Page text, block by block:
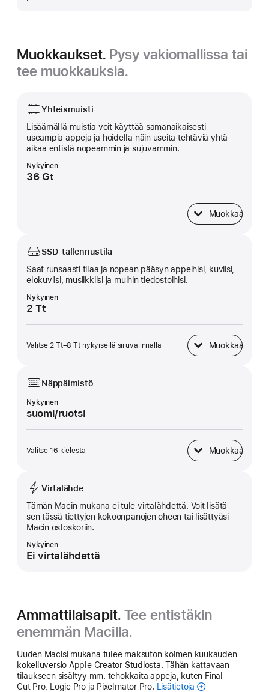
Muokkaukset. Pysy vakiomallissa tai
tee muokkauksia.
Yhteismuisti
Lisäämällä muistia voit käyttää saman­aikaisesti
useampia appeja ja hoidella näin useita tehtäviä yhtä
aikaa entistä nopeammin ja sujuvammin.
Nykyinen
36 Gt
Muokkaa
Yhteismuisti
SSD-tallennustila
Saat runsaasti tilaa ja nopean pääsyn appeihisi, kuviisi,
elokuviisi, musiikkiisi ja muihin tiedostoihisi.
Nykyinen
2 Tt
Valitse 2 Tt–8 Tt nykyisellä siruvalinnalla Muokkaa
SSD-tallennustila
Näppäimistö
Nykyinen
suomi/ruotsi
Valitse 16 kielestä Muokkaa
Näppäimistö
Virtalähde
Tämän Macin mukana ei tule virta­lähdettä. Voit lisätä
sen tässä tiettyjen kokoonpanojen oheen tai lisättyäsi
Macin ostoskoriin.
Nykyinen
Ei virtalähdettä
Ammattilaisapit. Tee entistäkin
enemmän Macilla.
Uuden Macisi mukana tulee maksuton kolmen kuukauden
kokeiluversio Apple Creator Studiosta. Tähän kattavaan
tilaukseen sisältyy mm. tehokkaita appeja, kuten Final
Cut Pro, Logic Pro ja Pixelmator Pro.
Lisätietoja Apple